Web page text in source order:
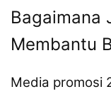
C
h
T
Bagaimana
Membantu
Media promosi